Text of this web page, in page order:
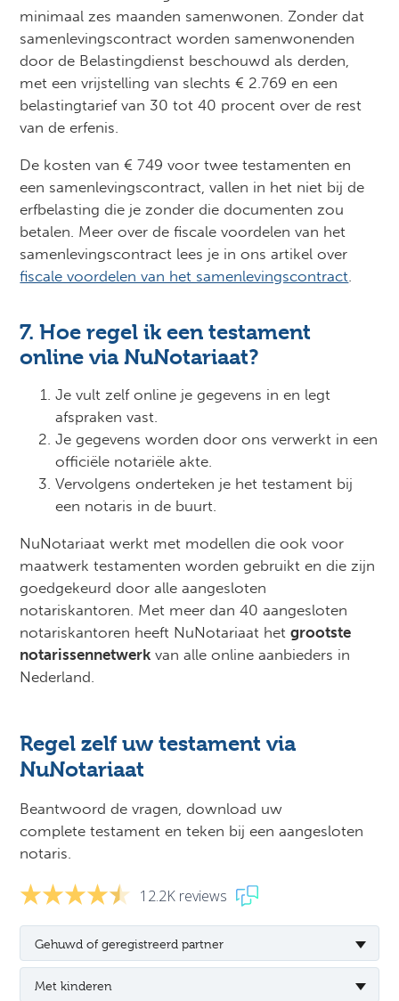
minimaal zes maanden samenwonen. Zonder dat
samenlevingscontract worden samenwonenden
door de Belastingdienst beschouwd als derden,
met een vrijstelling van slechts € 2.769 en een
belastingtarief van 30 tot 40 procent over de rest
van de erfenis.
De kosten van € 749 voor twee testamenten en
een samenlevingscontract, vallen in het niet bij de
erfbelasting die je zonder die documenten zou
betalen. Meer over de fiscale voordelen van het
samenlevingscontract lees je in ons artikel over
fiscale voordelen van het samenlevingscontract.
7. Hoe regel ik een testament
online via NuNotariaat?
Je vult zelf online je gegevens in en legt
afspraken vast.
Je gegevens worden door ons verwerkt in een
officiële notariële akte.
Vervolgens onderteken je het testament bij
een notaris in de buurt.
NuNotariaat werkt met modellen die ook voor
maatwerk testamenten worden gebruikt en die zijn
goedgekeurd door alle aangesloten
notariskantoren. Met meer dan 40 aangesloten
notariskantoren heeft NuNotariaat hetgrootste
notarissennetwerk van alle online aanbieders in
Nederland.
Regel zelf uw testament via
NuNotariaat
Beantwoord de vragen, download uw
complete testament en teken bij een aangesloten
notaris.
12.2K reviews
Gehuwd of geregistreerd partner
Met kinderen